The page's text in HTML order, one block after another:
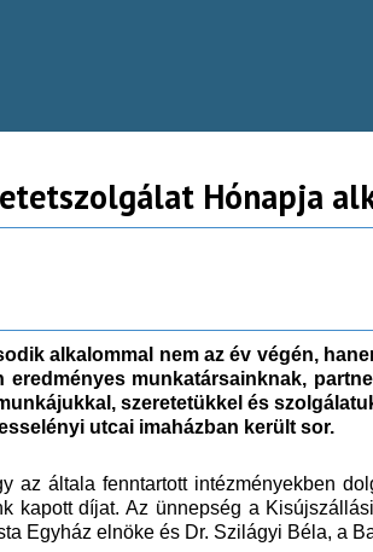
Hónapja
alkalommal nem az év végén,
munkatársainknak,
szeretetükkel és
utcai imaházban került sor.
általa fenntartott intézményekben
díjat. Az ünnepség a
Egyház elnöke és Dr. Szilágyi Béla, a